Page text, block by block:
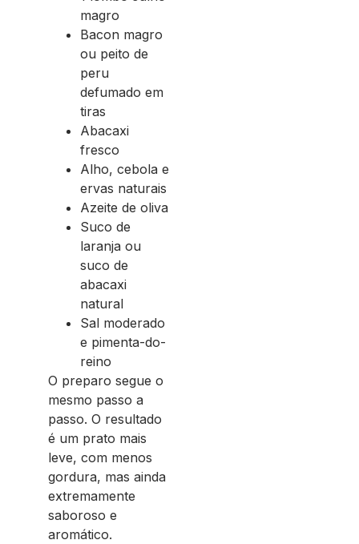
magro
Bacon magro
ou peito de
peru
defumado em
tiras
Abacaxi
fresco
Alho, cebola e
ervas naturais
Azeite de oliva
Suco de
laranja ou
suco de
abacaxi
natural
Sal moderado
e pimenta-do-
reino
O preparo segue o
mesmo passo a
passo. O resultado
é um prato mais
leve, com menos
gordura, mas ainda
extremamente
saboroso e
aromático.